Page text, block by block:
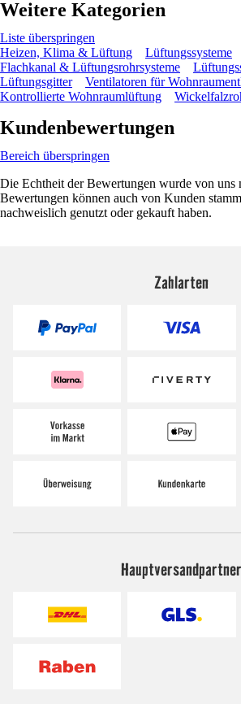
Weitere Kategorien
Liste überspringen
Heizen, Klima & Lüftung
Lüftungssysteme
Flachkanal & Lüftungsrohrsysteme
Lüftungsgitter
Ventilatoren für
Kontrollierte Wohnraumlüftung
Kundenbewertungen
Bereich überspringen
Die Echtheit der Bewertungen wurde von uns
Bewertungen können auch von Kunden
nachweislich genutzt oder gekauft haben.
Zahlarten
Hauptversandpartner